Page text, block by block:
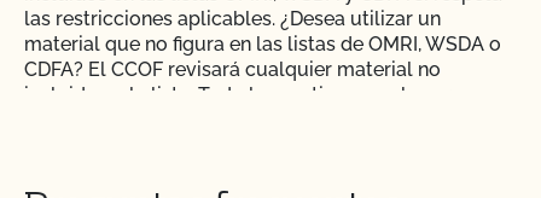
¿No OMG significa sin OMG?
¿El uso del sello "Organic is Non-GMO & More" de
las restricciones aplicables. ¿Desea utilizar un
material que no figura en las listas de OMRI, WSDA o
CDFA? El CCOF revisará cualquier material no
incluido en la lista. Todo lo que tiene que hacer es